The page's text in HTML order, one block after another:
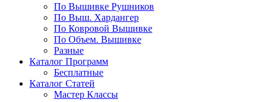
По Вышивке Рушников
По Выш. Хардангер
По Ковровой Вышивке
По Объем. Вышивке
Разные
Каталог Программ
Бесплатные
Каталог Статей
Мастер Классы